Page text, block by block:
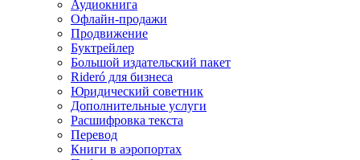
Аудиокнига
Офлайн-продажи
Продвижение
Буктрейлер
Большой издательский пакет
Rideró для бизнеса
Юридический советник
Дополнительные услуги
Расшифровка текста
Перевод
Книги в аэропортах